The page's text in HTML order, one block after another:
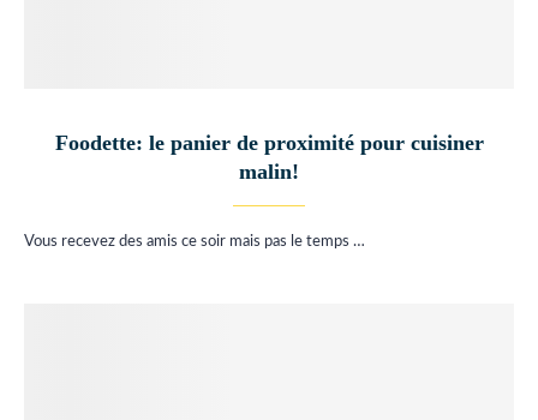
Foodette: le panier de proximité pour cuisiner
malin!
Vous recevez des amis ce soir mais pas le temps …